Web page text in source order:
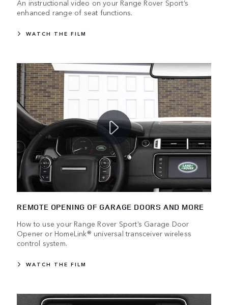
An instructional video on your Range Rover Sport’s
enhanced range of seat functions.
WATCH THE FILM
REMOTE OPENING OF GARAGE DOORS AND MORE
How to use your Range Rover Sport’s Garage Door
Opener or HomeLink® universal transceiver wireless
control system.
WATCH THE FILM